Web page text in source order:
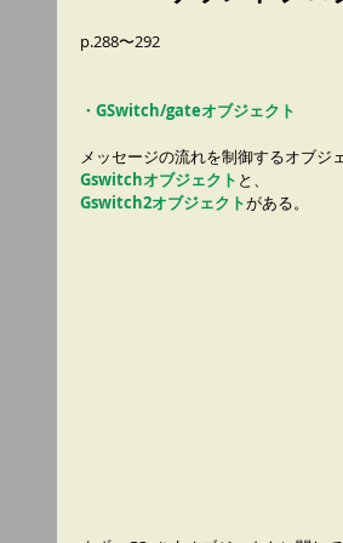
p.288〜292
・GSwitch/gateオブジェクト
メッセージの流れを制御するオブジ
Gswitchオブジェクト と、
Gswitch2オブジェクトがある。